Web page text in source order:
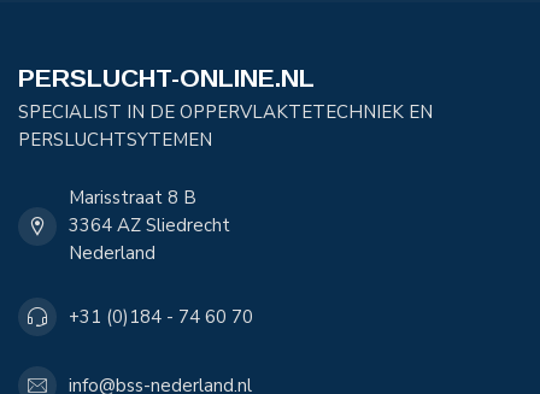
PERSLUCHT-ONLINE.NL
SPECIALIST IN DE OPPERVLAKTETECHNIEK EN
PERSLUCHTSYTEMEN
Marisstraat 8 B
3364 AZ Sliedrecht
Nederland
+31 (0)184 - 74 60 70
info@bss-nederland.nl